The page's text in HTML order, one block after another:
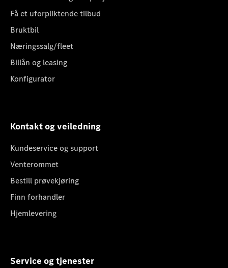
Få et uforpliktende tilbud
Bruktbil
Næringssalg/fleet
Billån og leasing
Konfigurator
Kontakt og veiledning
Kundeservice og support
Venterommet
Bestill prøvekjøring
Finn forhandler
Hjemlevering
Service og tjenester